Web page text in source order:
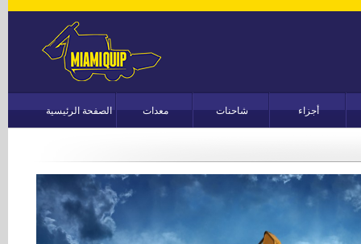
الصفحة الرئيسية معدات شاحنات أجزاء